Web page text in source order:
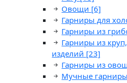
Овощи [6]
Гарниры для
Гарниры из
Гарниры из
изделий [23]
Гарниры из
Мучные гарниры